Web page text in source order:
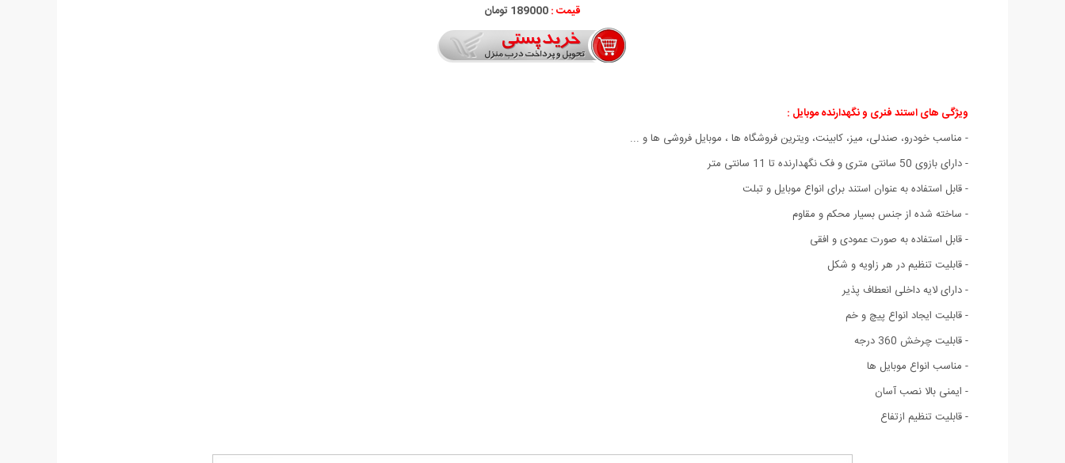
قیمت :189000 تومان
ویژگی های استند فنری و نگهدارنده موبایل :
- مناسب خودرو، صندلی، میز، کابینت، ویترین فروشگاه ها ، موبایل فروشی ها و ...
- دارای بازوی 50 سانتی متری و فک نگهدارنده تا 11 سانتی متر
- قابل استفاده به عنوان استند برای انواع موبایل و تبلت
- ساخته شده از جنس بسیار محکم و مقاوم
- قابل استفاده به صورت عمودی و افقی
- قابلیت تنظیم در هر زاویه و شکل
- دارای لایه داخلی انعطاف پذیر
- قابلیت ایجاد انواع پیچ و خم
- قابلیت چرخش 360 درجه
- مناسب انواع موبایل ها
- ایمنی بالا نصب آسان
- قابلیت تنظیم ازتفاع